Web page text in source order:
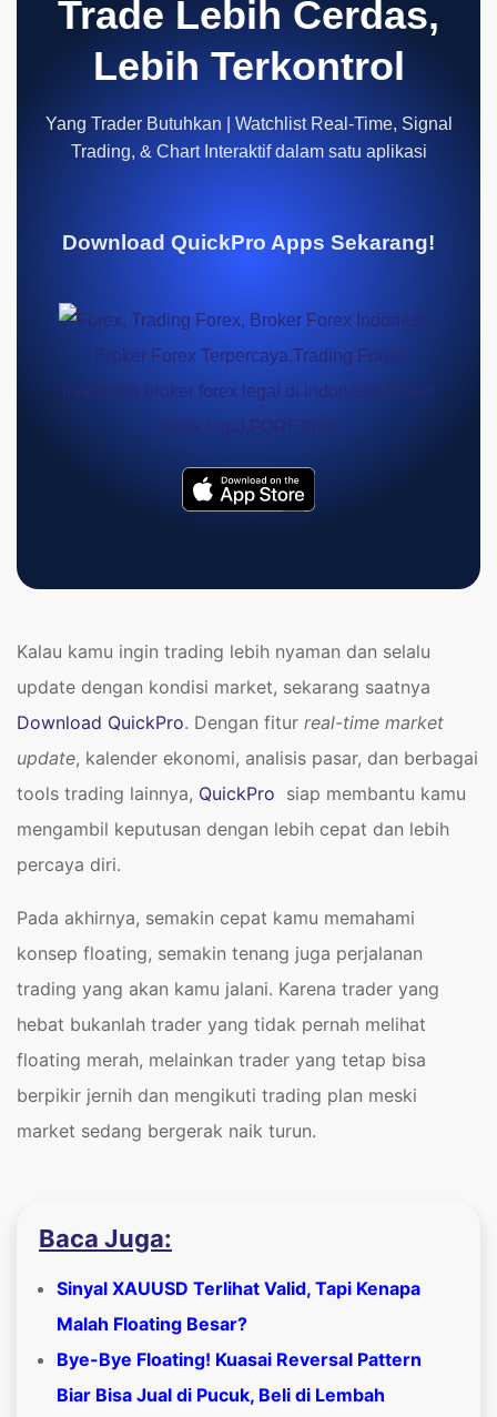
Trade Lebih Cerdas,
Lebih Terkontrol
Yang Trader Butuhkan | Watchlist Real-Time, Signal
Trading, & Chart Interaktif dalam satu aplikasi
Download QuickPro Apps Sekarang!
Kalau kamu ingin trading lebih nyaman dan selalu
update dengan kondisi market, sekarang saatnya
Download QuickPro. Dengan fitur real-time market
update, kalender ekonomi, analisis pasar, dan berbagai
tools trading lainnya, QuickPro siap membantu kamu
mengambil keputusan dengan lebih cepat dan lebih
percaya diri.
Pada akhirnya, semakin cepat kamu memahami
konsep floating, semakin tenang juga perjalanan
trading yang akan kamu jalani. Karena trader yang
hebat bukanlah trader yang tidak pernah melihat
floating merah, melainkan trader yang tetap bisa
berpikir jernih dan mengikuti trading plan meski
market sedang bergerak naik turun.
Baca Juga:
Sinyal XAUUSD Terlihat Valid, Tapi Kenapa
Malah Floating Besar?
Bye-Bye Floating! Kuasai Reversal Pattern
Biar Bisa Jual di Pucuk, Beli di Lembah